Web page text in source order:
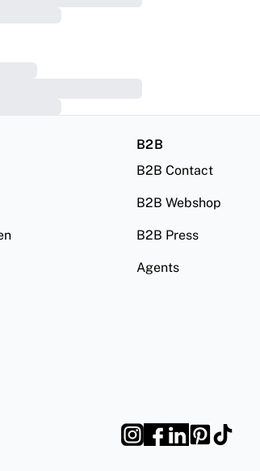
B2B
B2B Contact
B2B Webshop
B2B Press
Agents